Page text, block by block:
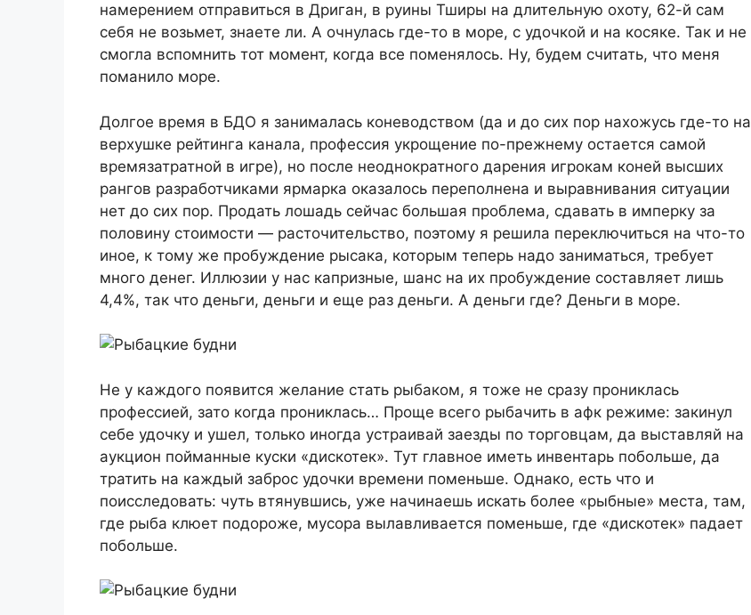
намерением отправиться в Дриган, в руины Тширы на длительную охоту, 62-й сам
себя не возьмет, знаете ли. А очнулась где-то в море, с удочкой и на косяке. Так и не
смогла вспомнить тот момент, когда все поменялось. Ну, будем считать, что меня
поманило море.
Долгое время в БДО я занималась коневодством (да и до сих пор нахожусь где-то на
верхушке рейтинга канала, профессия укрощение по-прежнему остается самой
времязатратной в игре), но после неоднократного дарения игрокам коней высших
рангов разработчиками ярмарка оказалось переполнена и выравнивания ситуации
нет до сих пор. Продать лошадь сейчас большая проблема, сдавать в имперку за
половину стоимости — расточительство, поэтому я решила переключиться на что-то
иное, к тому же пробуждение рысака, которым теперь надо заниматься, требует
много денег. Иллюзии у нас капризные, шанс на их пробуждение составляет лишь
4,4%, так что деньги, деньги и еще раз деньги. А деньги где? Деньги в море.
Не у каждого появится желание стать рыбаком, я тоже не сразу прониклась
профессией, зато когда прониклась… Проще всего рыбачить в афк режиме: закинул
себе удочку и ушел, только иногда устраивай заезды по торговцам, да выставляй на
аукцион пойманные куски «дискотек». Тут главное иметь инвентарь побольше, да
тратить на каждый заброс удочки времени поменьше. Однако, есть что и
поисследовать: чуть втянувшись, уже начинаешь искать более «рыбные» места, там,
где рыба клюет подороже, мусора вылавливается поменьше, где «дискотек» падает
побольше.